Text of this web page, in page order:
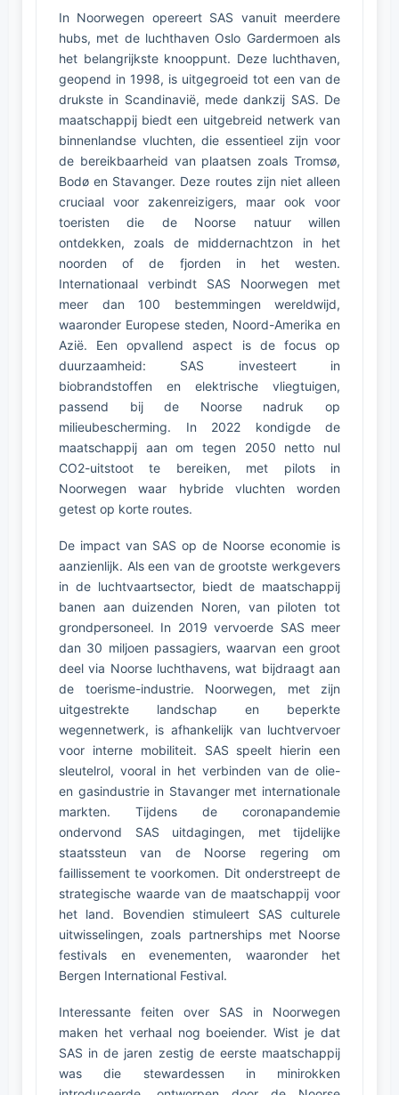
In Noorwegen opereert SAS vanuit meerdere
hubs, met de luchthaven Oslo Gardermoen als
het belangrijkste knooppunt. Deze luchthaven,
geopend in 1998, is uitgegroeid tot een van de
drukste in Scandinavië, mede dankzij SAS. De
maatschappij biedt een uitgebreid netwerk van
binnenlandse vluchten, die essentieel zijn voor
de bereikbaarheid van plaatsen zoals Tromsø,
Bodø en Stavanger. Deze routes zijn niet alleen
cruciaal voor zakenreizigers, maar ook voor
toeristen die de Noorse natuur willen
ontdekken, zoals de middernachtzon in het
noorden of de fjorden in het westen.
Internationaal verbindt SAS Noorwegen met
meer dan 100 bestemmingen wereldwijd,
waaronder Europese steden, Noord-Amerika en
Azië. Een opvallend aspect is de focus op
duurzaamheid: SAS investeert in
biobrandstoffen en elektrische vliegtuigen,
passend bij de Noorse nadruk op
milieubescherming. In 2022 kondigde de
maatschappij aan om tegen 2050 netto nul
CO2-uitstoot te bereiken, met pilots in
Noorwegen waar hybride vluchten worden
getest op korte routes.
De impact van SAS op de Noorse economie is
aanzienlijk. Als een van de grootste werkgevers
in de luchtvaartsector, biedt de maatschappij
banen aan duizenden Noren, van piloten tot
grondpersoneel. In 2019 vervoerde SAS meer
dan 30 miljoen passagiers, waarvan een groot
deel via Noorse luchthavens, wat bijdraagt aan
de toerisme-industrie. Noorwegen, met zijn
uitgestrekte landschap en beperkte
wegennetwerk, is afhankelijk van luchtvervoer
voor interne mobiliteit. SAS speelt hierin een
sleutelrol, vooral in het verbinden van de olie-
en gasindustrie in Stavanger met internationale
markten. Tijdens de coronapandemie
ondervond SAS uitdagingen, met tijdelijke
staatssteun van de Noorse regering om
faillissement te voorkomen. Dit onderstreept de
strategische waarde van de maatschappij voor
het land. Bovendien stimuleert SAS culturele
uitwisselingen, zoals partnerships met Noorse
festivals en evenementen, waaronder het
Bergen International Festival.
Interessante feiten over SAS in Noorwegen
maken het verhaal nog boeiender. Wist je dat
SAS in de jaren zestig de eerste maatschappij
was die stewardessen in minirokken